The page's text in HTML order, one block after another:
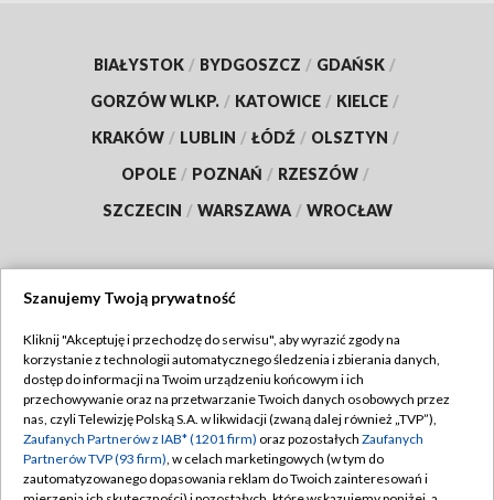
BIAŁYSTOK / BYDGOSZCZ / GDAŃSK /
GORZÓW WLKP. / KATOWICE / KIELCE /
KRAKÓW / LUBLIN / ŁÓDŹ / OLSZTYN /
OPOLE / POZNAŃ / RZESZÓW /
SZCZECIN / WARSZAWA / WROCŁAW
TVP
Abonament TVP
Emisja w TVP
Centrum informacji TVP
Regulamin TVP
Polityka prywatności
Moje zgody
Szanujemy Twoją prywatność
Kliknij "Akceptuję i przechodzę do serwisu", aby wyrazić zgody na
korzystanie z technologii automatycznego śledzenia i zbierania danych,
dostęp do informacji na Twoim urządzeniu końcowym i ich
przechowywanie oraz na przetwarzanie Twoich danych osobowych przez
nas, czyli Telewizję Polską S.A. w likwidacji (zwaną dalej również „TVP”),
Zaufanych Partnerów z IAB* (1201 firm) oraz pozostałych Zaufanych
Partnerów TVP (93 firm), w celach marketingowych (w tym do
zautomatyzowanego dopasowania reklam do Twoich zainteresowań i